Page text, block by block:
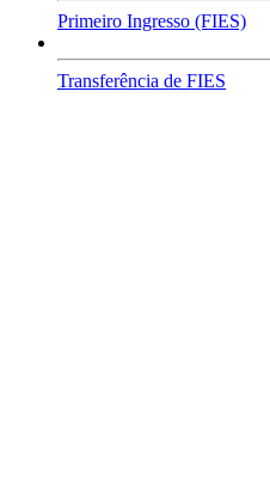
Primeiro Ingresso (FIES)
Transferência de FIES